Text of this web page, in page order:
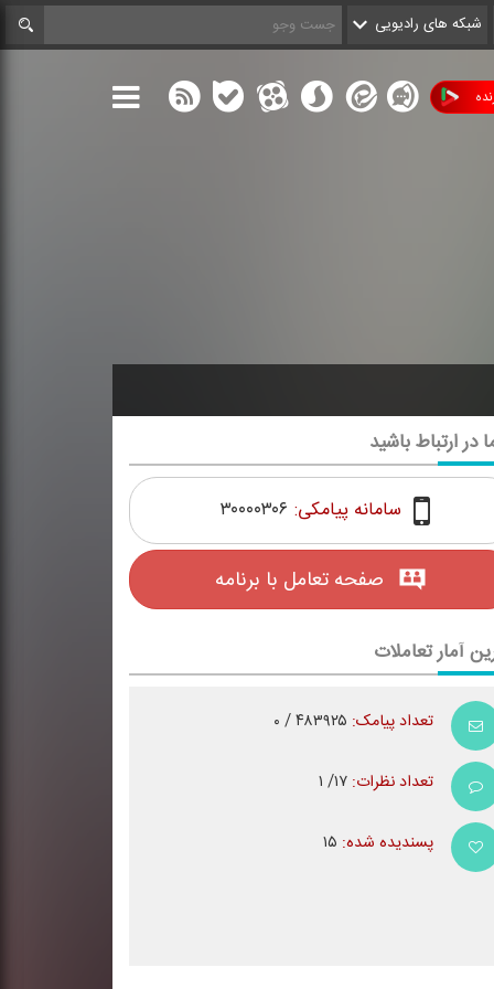
شبکه های رادیویی
در ارتباط باشید
سامانه پیامکی: ۳۰۰۰۰۳۰۶
صفحه تعامل با برنامه
آمار تعاملات
تعداد پیامک:
تعداد نظرات:
پسندیده شده: